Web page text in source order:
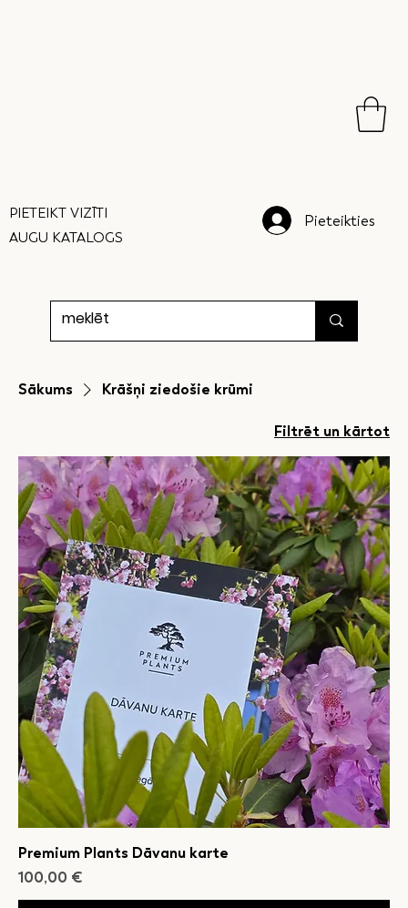
AUGU KATALOGS
PIETEIKT VIZĪTI Pieteikties
Sākums Krāšņi ziedošie krūmi
Filtrēt un kārtot
Premium Plants Dāvanu karte
Cena
100,00 €